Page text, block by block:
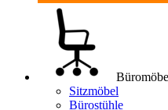
Sitzmöbel
Bürostühle